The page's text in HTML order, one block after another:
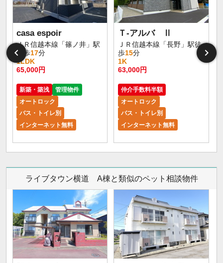
casa espoir
ＪＲ信越本線「篠ノ井」駅
徒歩17分
1LDK
65,000円
新築・築浅
管理物件
オートロック
バス・トイレ別
インターネット無料
Ｔ-アルバ Ⅱ
ＪＲ信越本線「長野」駅徒
歩15分
1K
63,000円
仲介手数料半額
オートロック
バス・トイレ別
インターネット無料
ライブタウン横道 A棟と類似のペット相談物件